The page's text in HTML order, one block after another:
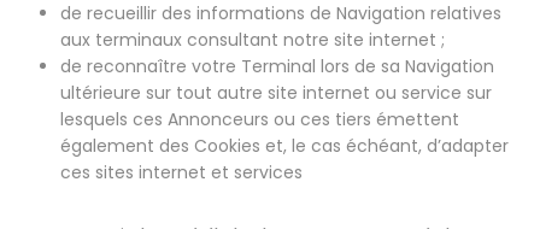
de recueillir des informations de Navigation relatives
aux terminaux consultant notre site internet ;
de reconnaître votre Terminal lors de sa Navigation
ultérieure sur tout autre site internet ou service sur
lesquels ces Annonceurs ou ces tiers émettent
également des Cookies et, le cas échéant, d’adapter
ces sites internet et services